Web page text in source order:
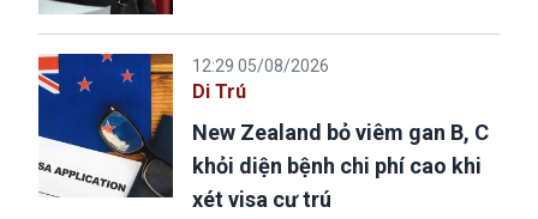
12:29 05/08/2026
Di Trú
New Zealand bỏ viêm gan B, C
khỏi diện bệnh chi phí cao khi
xét visa cư trú